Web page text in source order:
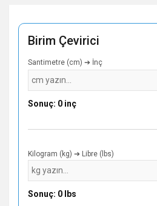
Birim Çevirici
Santimetre (cm) ➔ İnç
Sonuç: 0 inç
Kilogram (kg) ➔ Libre (lbs)
Sonuç: 0 lbs